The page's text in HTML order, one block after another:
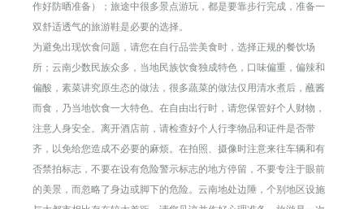
作好防晒准备）；旅途中很多景点游玩，都是要靠步行完成，准备一
双舒适透气的旅游鞋是必要的选择。
为避免出现饮食问题，请您在自行品尝美食时，选择正规的餐饮场
所；云南少数民族众多，当地民族饮食独成特色，口味偏重，偏辣和
偏酸，素菜讲究原生态的做法，很多蔬菜的做法仅用清水煮后，蘸酱
而食，乃当地饮食一大特色。在自由出行时，请您保管好个人财物，
注意人身安全。离开酒店前，请检查好个人行李物品和证件是否带
齐，以免给您造成不必要的麻烦。在拍照、摄像时注意来往车辆和有
否禁拍标志，不要在设有危险警示标志的地方停留，不要专注于眼前
的美景，而忽略了身边或脚下的危险。云南地处边陲，个别地区设施